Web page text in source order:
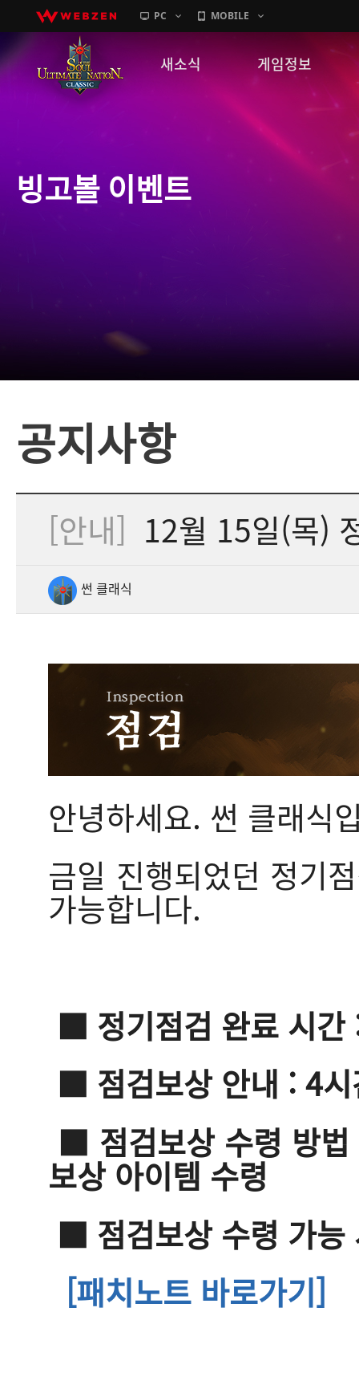
PC MOBILE
새소식
GM노트
게임정보
캐릭터소개
빙고볼 이벤트
공지사항
[안내] 12월 15일(목)
썬 클래식
안녕하세요. 썬 클래식
금일 진행되었던 정기
가능합니다.
■ 정기점검 완료 시
■ 점검보상 안내 : 4시
■ 점검보상 수령 방
보상 아이템 수령
■ 점검보상 수령 가능
[패치노트 바로가기]